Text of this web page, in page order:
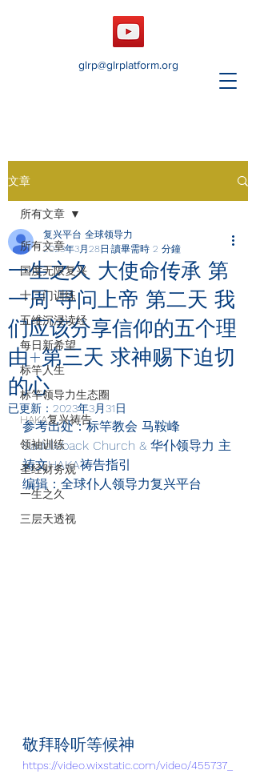
glrp@glrplatform.org
文章
所有文章
国度无限复兴
十二门训练
五维沉浸读经
每日新希望
标竿人生
标竿领导力生态圈
HAKA复兴祷告
领袖训练
圣经财务观
一生之久
三层天透视
所有文章
一生之久 大使命传承 第
一周 寻问上帝 第二天 我
们应该分享信仰的五个理
由+第三天 求神赐下迫切
的心
复兴平台 全球领导力
2023年3月28日 讀畢需時 2 分鐘
已更新： 2023年3月31日
参考出处：标竿教会 马鞍峰
Saddleback Church & 华仆领导力 主
祷文HAKA祷告指引
编辑：全球仆人领导力复兴平台
敬拜聆听等候神
https://video.wixstatic.com/video/455737_